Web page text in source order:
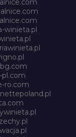
winieta.pl
ro.com